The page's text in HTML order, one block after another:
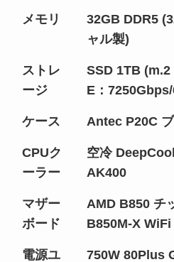
メモリ
32GB DDR5
ャル製)
ストレ
ージ
SSD 1TB
E：
ケース Antec P20C
CPUク
ーラー
空冷
AK400
マザー
ボード
AMD B850 チ
B850M-X WiFi
電源ユ
750W 80Plus